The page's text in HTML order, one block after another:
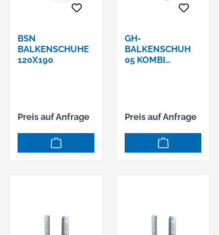
BSN
BALKENSCHUHE
120X190
Preis auf Anfrage
GH-
BALKENSCHUH
05 KOMBI
Preis auf Anfrage